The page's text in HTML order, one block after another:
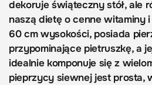
dekoruje świąteczny stół, ale
naszą dietę o cenne witaminy
60 cm wysokości, posiada
przypominające pietruszkę, a
idealnie komponuje się z
pieprzycy siewnej jest prosta,